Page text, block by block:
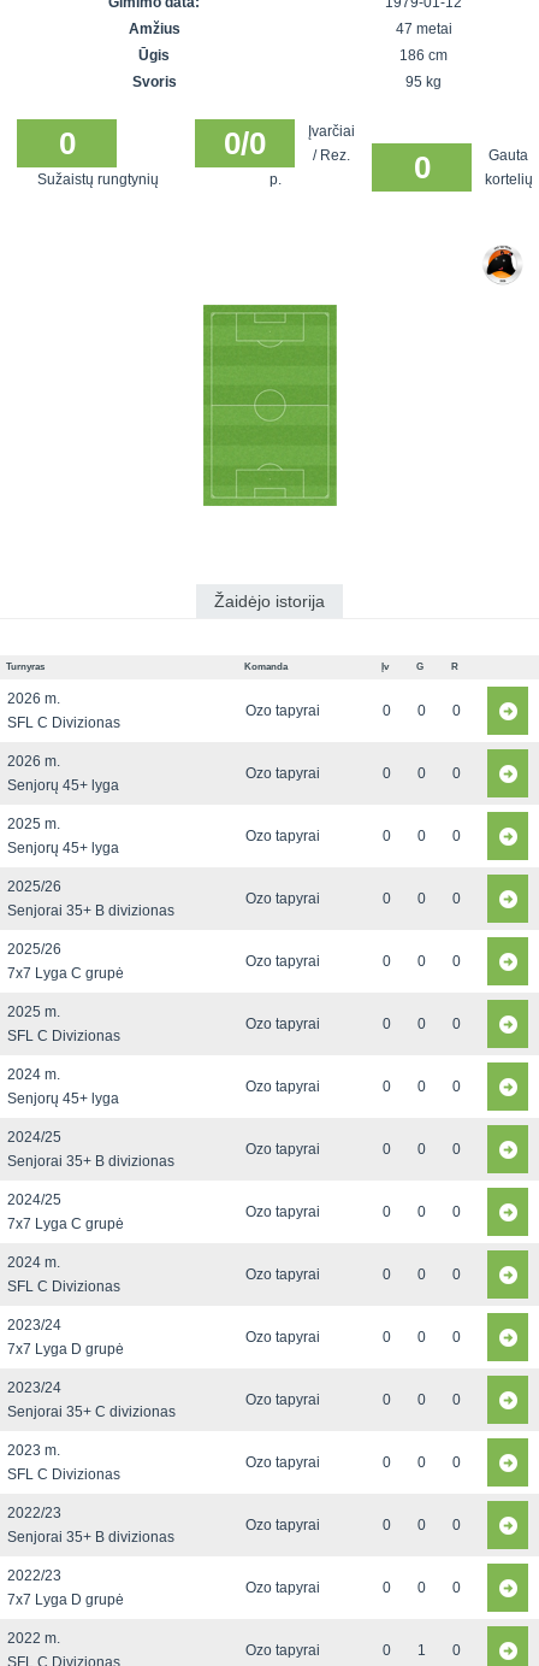
SFL rudens
Snaigės taurė
čempionatas
Vilnius
Amžius
47 metai
Ūgis
186 cm
Svoris
95 kg
0
Sužaistų rungtynių
0/0
Įvarčiai
/ Rez.
p.
0
Gauta
kortelių
Žaidėjo istorija
Turnyras Komanda Įv G R
2026 m.
SFL C Divizionas
Ozo tapyrai 0 0 0
2026 m.
Senjorų 45+ lyga
Ozo tapyrai 0 0 0
2025 m.
Senjorų 45+ lyga
Ozo tapyrai 0 0 0
2025/26
Senjorai 35+ B divizionas
Ozo tapyrai 0 0 0
2025/26
7x7 Lyga C grupė
Ozo tapyrai 0 0 0
2025 m.
SFL C Divizionas
Ozo tapyrai 0 0 0
2024 m.
Senjorų 45+ lyga
Ozo tapyrai 0 0 0
2024/25
Senjorai 35+ B divizionas
Ozo tapyrai 0 0 0
2024/25
7x7 Lyga C grupė
Ozo tapyrai 0 0 0
2024 m.
SFL C Divizionas
Ozo tapyrai 0 0 0
2023/24
7x7 Lyga D grupė
Ozo tapyrai 0 0 0
2023/24
Senjorai 35+ C divizionas
Ozo tapyrai 0 0 0
2023 m.
SFL C Divizionas
Ozo tapyrai 0 0 0
2022/23
Senjorai 35+ B divizionas
Ozo tapyrai 0 0 0
2022/23
7x7 Lyga D grupė
Ozo tapyrai 0 0 0
2022 m.
Ozo tapyrai 0 1 0